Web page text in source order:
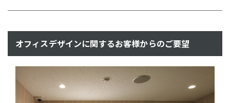
オフィスデザインに関するお客様からのご要望